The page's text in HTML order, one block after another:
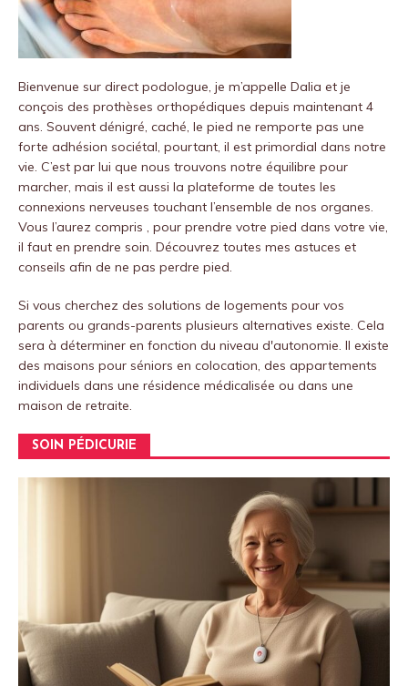
Bienvenue sur direct podologue, je m’appelle Dalia et je
conçois des prothèses orthopédiques depuis maintenant 4
ans. Souvent dénigré, caché, le pied ne remporte pas une
forte adhésion sociétal, pourtant, il est primordial dans notre
vie. C’est par lui que nous trouvons notre équilibre pour
marcher, mais il est aussi la plateforme de toutes les
connexions nerveuses touchant l’ensemble de nos organes.
Vous l’aurez compris , pour prendre votre pied dans votre vie,
il faut en prendre soin. Découvrez toutes mes astuces et
conseils afin de ne pas perdre pied.
Si vous cherchez des solutions de logements pour vos
parents ou grands-parents plusieurs alternatives existe. Cela
sera à déterminer en fonction du niveau d'autonomie. Il existe
des maisons pour séniors en colocation, des appartements
individuels dans une résidence médicalisée ou dans une
maison de retraite.
SOIN PÉDICURIE